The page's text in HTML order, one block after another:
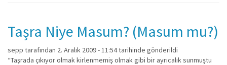
Taşra Niye Masum? (Masum mu?)
sepp tarafından 2. Aralık 2009 - 11:54 tarihinde gönderildi
“Taşrada çıkıyor olmak kirlenmemiş olmak gibi bir ayrıcalık sunmuştu